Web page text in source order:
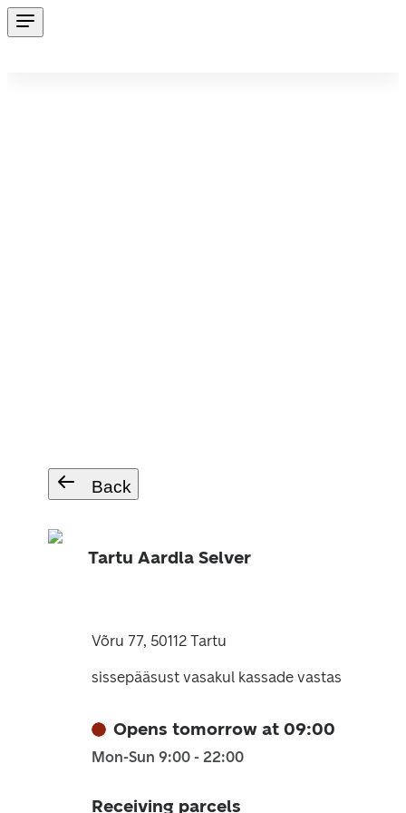
Back
Tartu Aardla Selver
Võru 77, 50112 Tartu
sissepääsust vasakul kassade vastas
Opens tomorrow at 09:00
Mon-Sun 9:00 - 22:00
Receiving parcels